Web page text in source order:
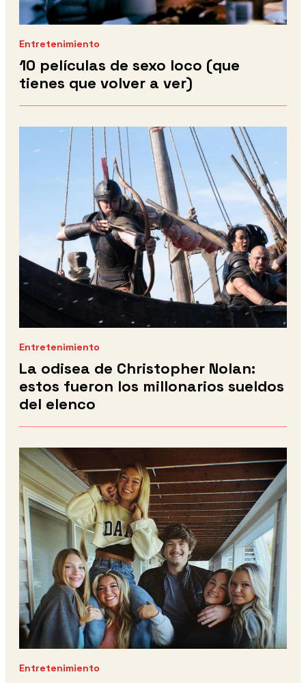
Entretenimiento
10 películas de sexo loco (que
tienes que volver a ver)
Entretenimiento
La odisea de Christopher Nolan:
estos fueron los millonarios sueldos
del elenco
Entretenimiento